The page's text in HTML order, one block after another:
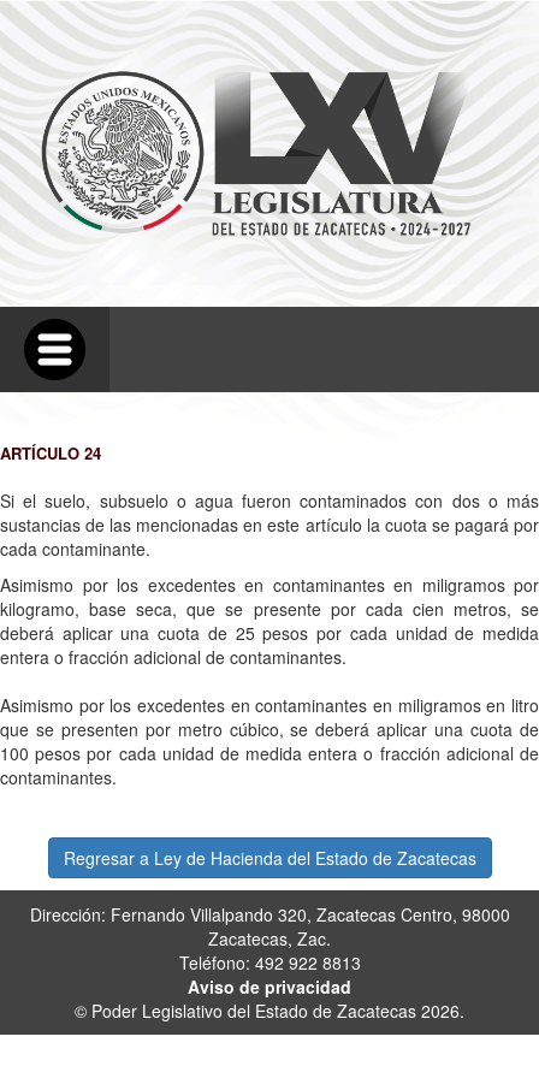
ARTÍCULO 24
Si el suelo, subsuelo o agua fueron contaminados con dos o más
sustancias de las mencionadas en este artículo la cuota se pagará por
cada contaminante.
Asimismo por los excedentes en contaminantes en miligramos por
kilogramo, base seca, que se presente por cada cien metros, se
deberá aplicar una cuota de 25 pesos por cada unidad de medida
entera o fracción adicional de contaminantes.
Asimismo por los excedentes en contaminantes en miligramos en litro
que se presenten por metro cúbico, se deberá aplicar una cuota de
100 pesos por cada unidad de medida entera o fracción adicional de
contaminantes.
Regresar a Ley de Hacienda del Estado de Zacatecas
Dirección: Fernando Villalpando 320, Zacatecas Centro, 98000
Zacatecas, Zac.
Teléfono: 492 922 8813
Aviso de privacidad
© Poder Legislativo del Estado de Zacatecas 2026.